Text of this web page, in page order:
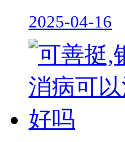
2025-04-16